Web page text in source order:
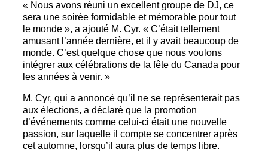
« Nous avons réuni un excellent groupe de DJ, ce
sera une soirée formidable et mémorable pour tout
le monde », a ajouté M. Cyr. « C’était tellement
amusant l’année dernière, et il y avait beaucoup de
monde. C’est quelque chose que nous voulons
intégrer aux célébrations de la fête du Canada pour
les années à venir. »
M. Cyr, qui a annoncé qu’il ne se représenterait pas
aux élections, a déclaré que la promotion
d’événements comme celui-ci était une nouvelle
passion, sur laquelle il compte se concentrer après
cet automne, lorsqu’il aura plus de temps libre.